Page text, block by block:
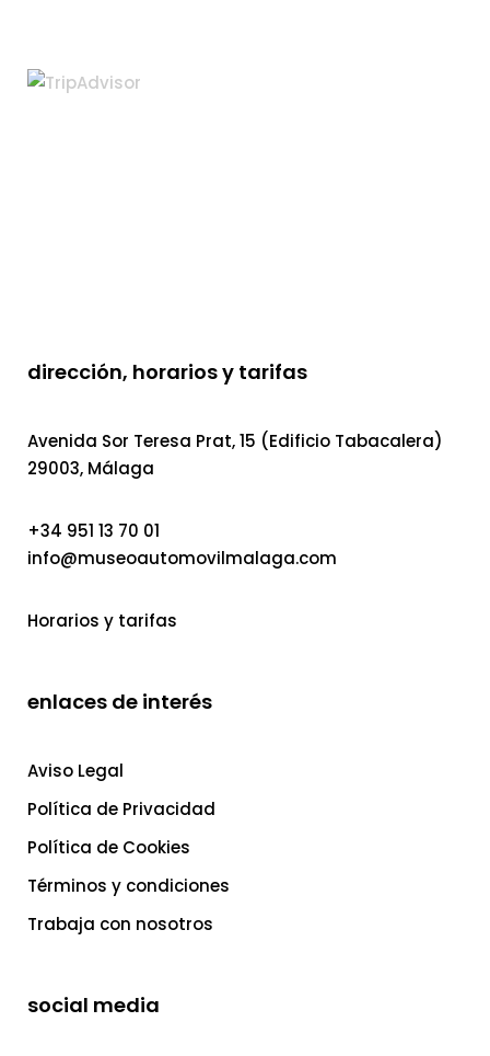
dirección, horarios y tarifas
Avenida Sor Teresa Prat, 15 (Edificio Tabacalera)
29003, Málaga
+34 951 13 70 01
info@museoautomovilmalaga.com
Horarios y tarifas
enlaces de interés
Aviso Legal
Política de Privacidad
Política de Cookies
Términos y condiciones
Trabaja con nosotros
social media